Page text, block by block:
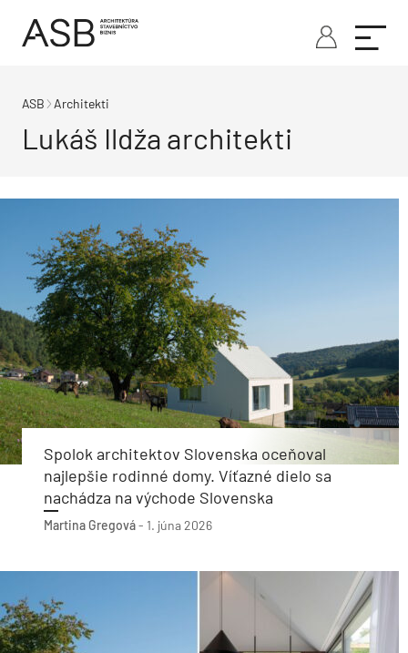
ASB Architekti
Lukáš Ildža architekti
Spolok architektov Slovenska oceňoval
najlepšie rodinné domy. Víťazné dielo sa
nachádza na východe Slovenska
Martina Gregová- 1. júna 2026